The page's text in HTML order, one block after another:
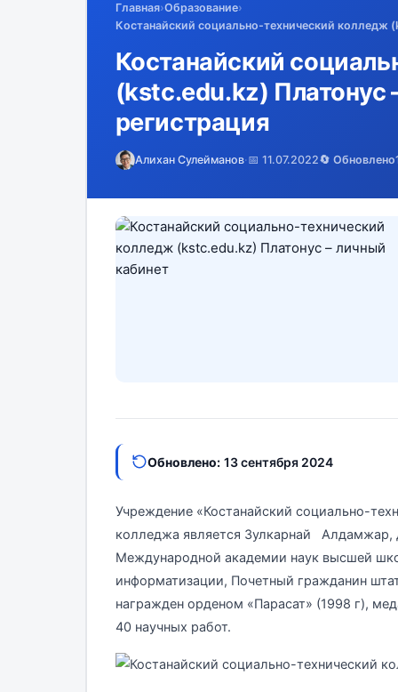
Главная›Образование›
Костанайский социально-технический колледж
Костанайский
(kstc.edu.kz) Платонус
регистрация
Алихан Сулейманов·📅 11.07.2022🔄 Обновлено
Обновлено: 13 сентября 2024
Учреждение «Костанайский социально-
колледжа является Зулкарнай Алдамжар,
Международной академии наук высшей
информатизации, Почетный гражданин
награжден орденом «Парасат» (1998 г),
40 научных работ.